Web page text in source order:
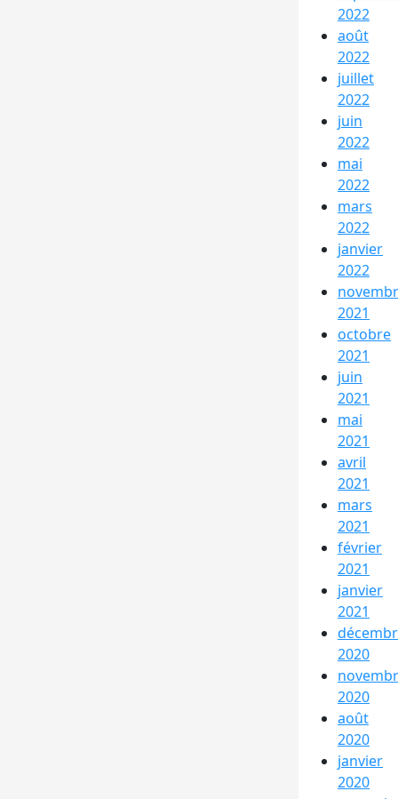
2022
août
2022
juillet
2022
juin
2022
mai
2022
mars
2022
janvier
2022
2021
octobre
2021
juin
2021
mai
2021
avril
2021
mars
2021
février
2021
janvier
2021
2020
2020
août
2020
janvier
2020